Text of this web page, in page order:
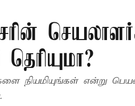
நியமியுங்கள் என்று